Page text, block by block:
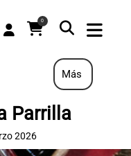
0
Más
Parrilla
2026